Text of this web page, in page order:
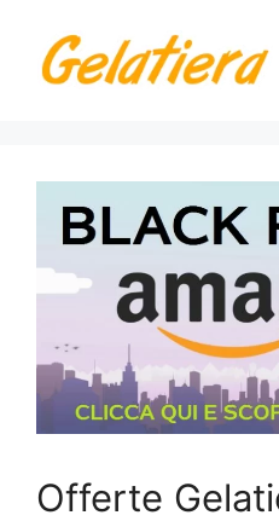
contenuto
Offerte